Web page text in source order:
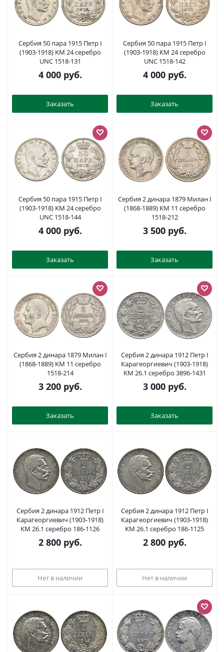
Сербия 50 пара 1915 Петр I
(1903-1918) KM 24 серебро
UNC 1518-131
4 000руб.
Заказать
Сербия 50 пара 1915 Петр I
(1903-1918) KM 24 серебро
UNC 1518-142
4 000руб.
Заказать
Сербия 50 пара 1915 Петр I
(1903-1918) KM 24 серебро
UNC 1518-144
4 000руб.
Заказать
Сербия 2 динара 1879 Милан I
(1868-1889) KM 11 серебро
1518-212
3 500руб.
Заказать
Сербия 2 динара 1879 Милан I
(1868-1889) KM 11 серебро
1518-214
3 200руб.
Заказать
Сербия 2 динара 1912 Петр I
Карагеоргиевич (1903-1918)
KM 26.1 серебро 3896-1431
3 000руб.
Заказать
Сербия 2 динара 1912 Петр I
Карагеоргиевич (1903-1918)
KM 26.1 серебро 186-1126
2 800руб.
Нет в наличии
Сербия 2 динара 1912 Петр I
Карагеоргиевич (1903-1918)
KM 26.1 серебро 186-1125
2 800руб.
Нет в наличии